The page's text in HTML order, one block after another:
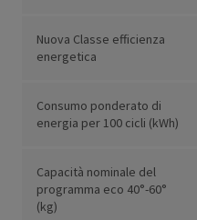
Nuova Classe efficienza
energetica
Consumo ponderato di
energia per 100 cicli (kWh)
Capacità nominale del
programma eco 40°-60°
(kg)